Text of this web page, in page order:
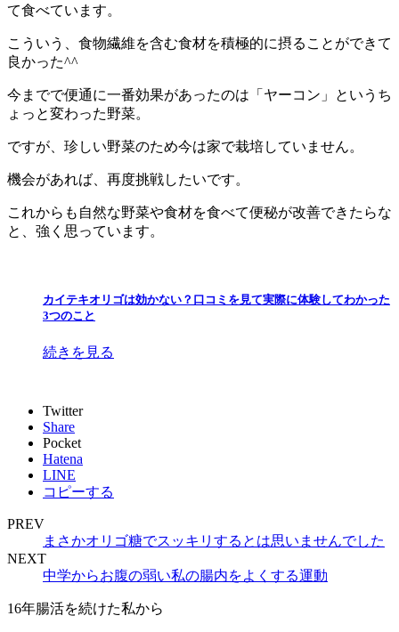
て食べています。
こういう、食物繊維を含む食材を積極的に摂ることができて
良かった^^
今までで便通に一番効果があったのは「ヤーコン」というち
ょっと変わった野菜。
ですが、珍しい野菜のため今は家で栽培していません。
機会があれば、再度挑戦したいです。
これからも自然な野菜や食材を食べて便秘が改善できたらな
と、強く思っています。
カイテキオリゴは効かない？口コミを見て実際に体験してわかった
3つのこと
続きを見る
Twitter
Share
Pocket
Hatena
LINE
コピーする
PREV
まさかオリゴ糖でスッキリするとは思いませんでした
NEXT
中学からお腹の弱い私の腸内をよくする運動
16年腸活を続けた私から